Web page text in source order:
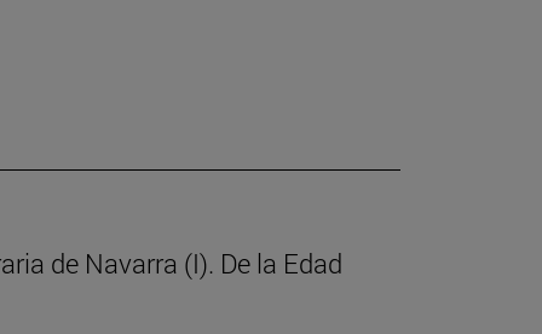
de Navarra (I). De la Edad